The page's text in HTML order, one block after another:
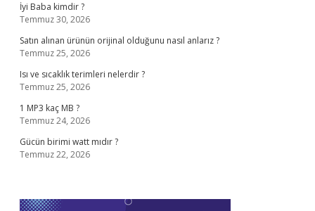
İyi Baba kimdir ?
Temmuz 30, 2026
Satın alınan ürünün orijinal olduğunu nasıl anlarız ?
Temmuz 25, 2026
Isı ve sıcaklık terimleri nelerdir ?
Temmuz 25, 2026
1 MP3 kaç MB ?
Temmuz 24, 2026
Gücün birimi watt mıdır ?
Temmuz 22, 2026